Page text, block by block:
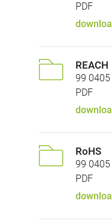
PDF
REACH
99 0405
PDF
RoHS
99 0405
PDF